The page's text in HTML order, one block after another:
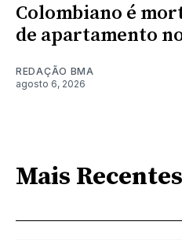
Colombiano é
de apartamento
REDAÇÃO BMA
agosto 6, 2026
Mais Recentes